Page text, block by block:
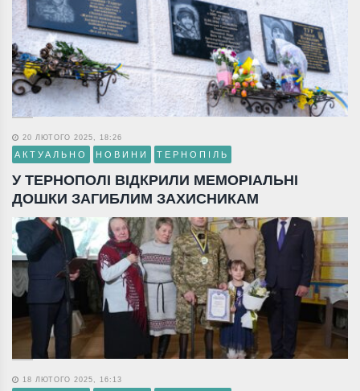
20 ЛЮТОГО 2025, 18:26
АКТУАЛЬНО НОВИНИ ТЕРНОПІЛЬ
У ТЕРНОПОЛІ ВІДКРИЛИ МЕМОРІАЛЬНІ
ДОШКИ ЗАГИБЛИМ ЗАХИСНИКАМ
18 ЛЮТОГО 2025, 16:13